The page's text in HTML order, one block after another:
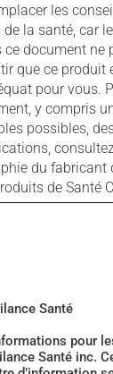
les
la santé, car
document ne
que ce produit
pour vous.
y compris
possibles,
du fabricant
de Santé
Santé
pour
Santé inc.